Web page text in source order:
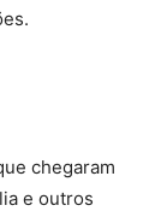
chegaram
e outros